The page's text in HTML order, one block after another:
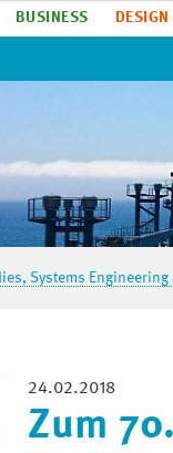
BUSINESS DESIGN
Systems
24.02.2018
Zum